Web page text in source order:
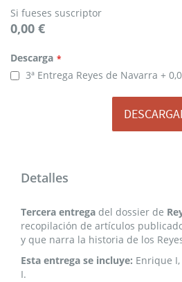
Si fueses suscriptor
0,00 €
Descarga
3ª Entrega Reyes de Navarra
Detalles
Tercera entrega del dossier de
recopilación de artículos
y que narra la historia de los
Esta entrega se incluye: Enrique
I.